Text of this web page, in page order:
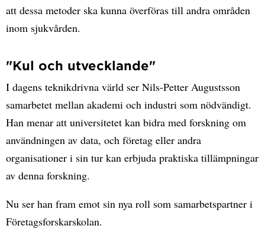
att dessa metoder ska kunna överföras till andra områden
inom sjukvården.
"Kul och utvecklande"
I dagens teknikdrivna värld ser Nils-Petter Augustsson
samarbetet mellan akademi och industri som nödvändigt.
Han menar att universitetet kan bidra med forskning om
användningen av data, och företag eller andra
organisationer i sin tur kan erbjuda praktiska tillämpningar
av denna forskning.
Nu ser han fram emot sin nya roll som samarbetspartner i
Företagsforskarskolan.